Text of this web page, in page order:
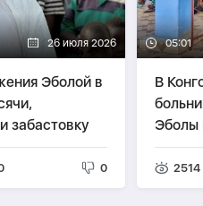
26 июля 2026
Эболой в
забастовку
0
05:01
В
Эболы
2514